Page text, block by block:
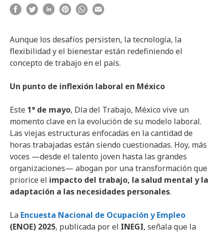
Aunque los desafíos persisten, la tecnología, la
flexibilidad y el bienestar están redefiniendo el
concepto de trabajo en el país.
Un punto de inflexión laboral en México
Este 1° de mayo, Día del Trabajo, México vive un
momento clave en la evolución de su modelo laboral.
Las viejas estructuras enfocadas en la cantidad de
horas trabajadas están siendo cuestionadas. Hoy, más
voces —desde el talento joven hasta las grandes
organizaciones— abogan por una transformación que
priorice el impacto del trabajo, la salud mental y la
adaptación a las necesidades personales.
La Encuesta Nacional de Ocupación y Empleo
(ENOE) 2025, publicada por el INEGI, señala que la